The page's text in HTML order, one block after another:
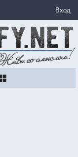
Вход